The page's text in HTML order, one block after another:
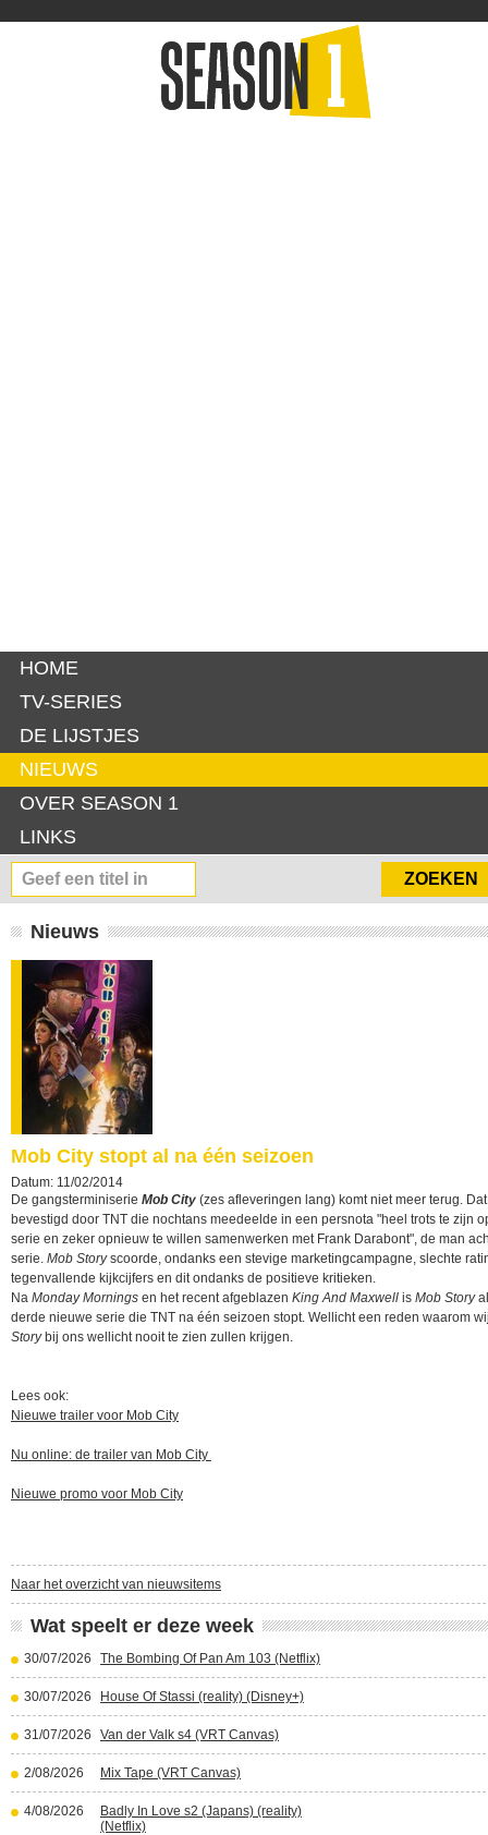
HOME
TV-SERIES
DE LIJSTJES
NIEUWS
OVER SEASON 1
LINKS
Nieuws
Mob City stopt al na één seizoen
Datum: 11/02/2014
De gangsterminiserie Mob City (zes afleveringen lang) komt niet meer terug.
bevestigd door TNT die nochtans meedeelde in een persnota "heel trots te zijn
serie en zeker opnieuw te willen samenwerken met Frank Darabont", de man
serie. Mob Storyscoorde, ondanks een stevige marketingcampagne, slechte
tegenvallende kijkcijfers en dit ondanks de positieve kritieken.
Na Monday Mornings en het recent afgeblazen King And Maxwell is Mob Story
derde nieuwe serie die TNT na één seizoen stopt. Wellicht een reden waarom
Storybij ons wellicht nooit te zien zullen krijgen.
Lees ook:
Nieuwe trailer voor Mob City
Nu online: de trailer van Mob City
Nieuwe promo voor Mob City
Naar het overzicht van nieuwsitems
Wat speelt er deze week
30/07/2026 The Bombing Of Pan Am 103 (Netflix)
30/07/2026 House Of Stassi (reality) (Disney+)
31/07/2026 Van der Valk s4 (VRT Canvas)
2/08/2026 Mix Tape (VRT Canvas)
4/08/2026
Badly In Love s2 (Japans) (reality)
(Netflix)